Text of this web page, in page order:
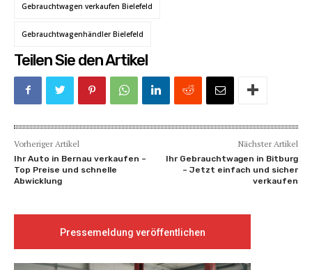
Gebrauchtwagen verkaufen Bielefeld
Gebrauchtwagenhändler Bielefeld
Teilen Sie den Artikel
Vorheriger Artikel
Ihr Auto in Bernau verkaufen –
Top Preise und schnelle
Abwicklung
Nächster Artikel
Ihr Gebrauchtwagen in Bitburg
– Jetzt einfach und sicher
verkaufen
Pressemeldung veröffentlichen